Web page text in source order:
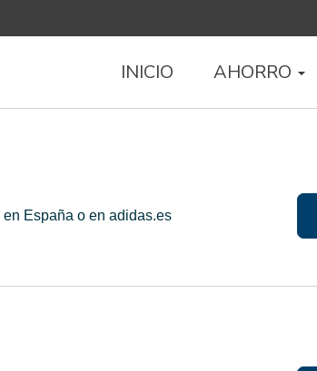
INICIO AHORRO
España o en adidas.es